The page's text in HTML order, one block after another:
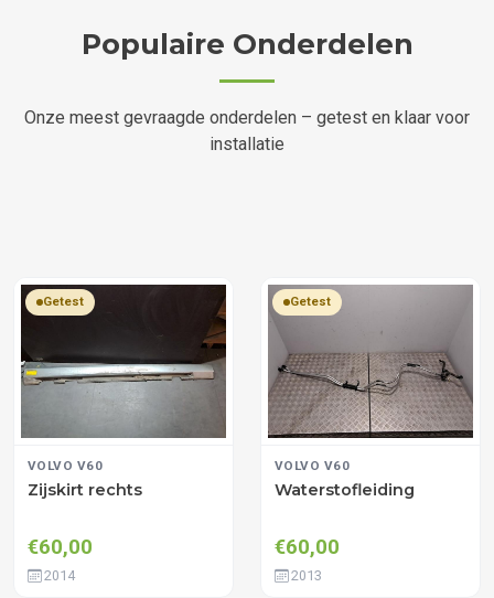
Populaire Onderdelen
Onze meest gevraagde onderdelen – getest en klaar voor
installatie
Getest
VOLVO V60
Zijskirt rechts
€60,00
2014
Getest
VOLVO V60
Waterstofleiding
€60,00
2013